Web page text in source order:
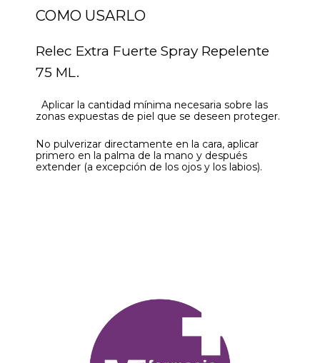
COMO USARLO
Relec Extra Fuerte Spray Repelente
75 ML.
Aplicar la cantidad mínima necesaria sobre las
zonas expuestas de piel que se deseen proteger.
No pulverizar directamente en la cara, aplicar
primero en la palma de la mano y después
extender (a excepción de los ojos y los labios).